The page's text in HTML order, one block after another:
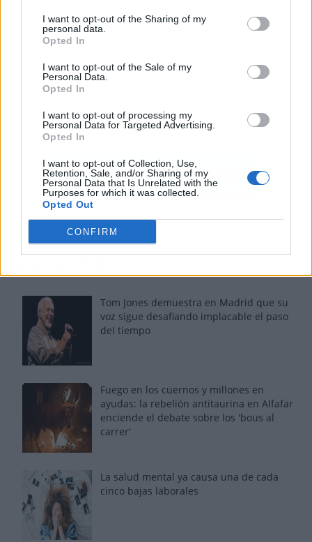
I want to opt-out of the Sharing of my
personal data.
Opted In
I want to opt-out of the Sale of my
Personal Data.
Opted In
I want to opt-out of processing my
Personal Data for Targeted Advertising.
Opted In
I want to opt-out of Collection, Use,
Retention, Sale, and/or Sharing of my
Personal Data that Is Unrelated with the
Purposes for which it was collected.
Opted Out
CONFIRM
Tom Jones demuestra en Madrid que su
voz sigue desafiando implacable el paso
del tiempo
Fuego en los cuernos y millones en
ayudas: la rebelión antitaurina en Alfafar
enciende el debate sobre los 'bous al
carrer'
La salud mental ya causa una de cada
cinco bajas laborales